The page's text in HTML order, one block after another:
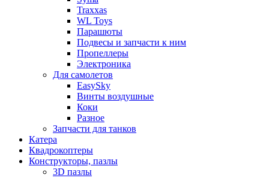
Traxxas
WL Toys
Парашюты
Подвесы и запчасти к ним
Пропеллеры
Электроника
Для самолетов
EasySky
Винты воздушные
Коки
Разное
Запчасти для танков
Катера
Квадрокоптеры
Конструкторы, пазлы
3D пазлы